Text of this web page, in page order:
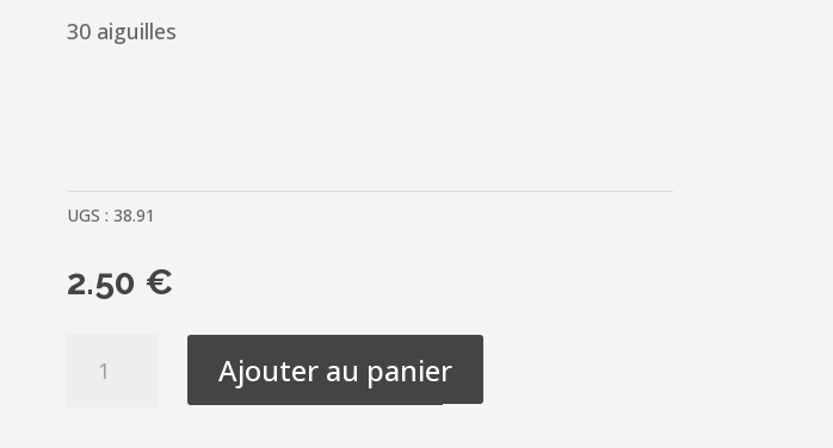
30 aiguilles
UGS : 38.91
2.50 €
Ajouter au panier